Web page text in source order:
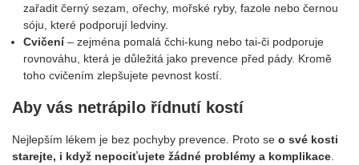
zařadit černý sezam, ořechy, mořské ryby, fazole nebo černou
sóju, které podporují ledviny.
Cvičení– zejména pomalá čchi-kung nebo tai-či podporuje
rovnováhu, která je důležitá jako prevence před pády. Kromě
toho cvičením zlepšujete pevnost kostí.
Aby vás netrápilo řídnutí kostí
Nejlepším lékem je bez pochyby prevence. Proto se o své kosti
starejte, i když nepociťujete žádné problémy a komplikace